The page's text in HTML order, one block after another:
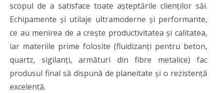
scopul de a satisface toate așteptările clienților săi.
Echipamente și utilaje ultramoderne și performante,
ce au menirea de a crește productivitatea și calitatea,
iar materiile prime folosite (fluidizanți pentru beton,
quartz, sigilanți, armături din fibre metalice) fac
produsul final să dispună de planeitate și o rezistență
excelentă.